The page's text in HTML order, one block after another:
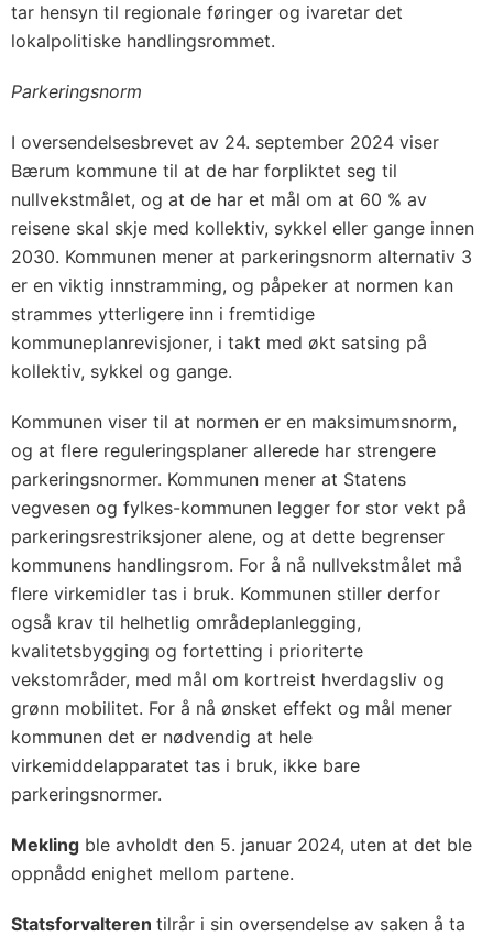
tar hensyn til regionale føringer og ivaretar det
lokalpolitiske handlingsrommet.
Parkeringsnorm
I oversendelsesbrevet av 24. september 2024 viser
Bærum kommune til at de har forpliktet seg til
nullvekstmålet, og at de har et mål om at 60 % av
reisene skal skje med kollektiv, sykkel eller gange innen
2030. Kommunen mener at parkeringsnorm alternativ 3
er en viktig innstramming, og påpeker at normen kan
strammes ytterligere inn i fremtidige
kommuneplanrevisjoner, i takt med økt satsing på
kollektiv, sykkel og gange.
Kommunen viser til at normen er en maksimumsnorm,
og at flere reguleringsplaner allerede har strengere
parkeringsnormer. Kommunen mener at Statens
vegvesen og fylkes-kommunen legger for stor vekt på
parkeringsrestriksjoner alene, og at dette begrenser
kommunens handlingsrom. For å nå nullvekstmålet må
flere virkemidler tas i bruk. Kommunen stiller derfor
også krav til helhetlig områdeplanlegging,
kvalitetsbygging og fortetting i prioriterte
vekstområder, med mål om kortreist hverdagsliv og
grønn mobilitet. For å nå ønsket effekt og mål mener
kommunen det er nødvendig at hele
virkemiddelapparatet tas i bruk, ikke bare
parkeringsnormer.
Mekling ble avholdt den 5. januar 2024, uten at det ble
oppnådd enighet mellom partene.
Statsforvalteren tilrår i sin oversendelse av saken å ta